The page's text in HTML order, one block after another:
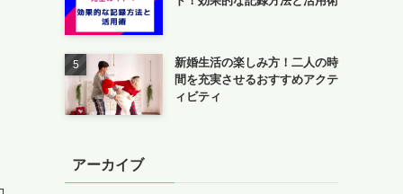
新婚生活の楽しみ方！二人の時
間を充実させるおすすめアクテ
ィビティ
アーカイブ